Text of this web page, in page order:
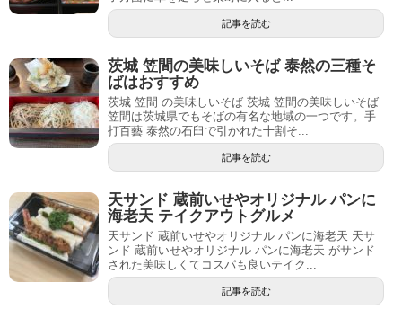
記事を読む
茨城 笠間の美味しいそば 泰然の三種そ
ばはおすすめ
茨城 笠間 の美味しいそば 茨城 笠間の美味しいそば
笠間は茨城県でもそばの有名な地域の一つです。手
打百藝 泰然の石臼で引かれた十割そ...
記事を読む
天サンド 蔵前いせやオリジナル パンに
海老天 テイクアウトグルメ
天サンド 蔵前いせやオリジナル パンに海老天 天サ
ンド 蔵前いせやオリジナル パンに海老天 がサンド
された美味しくてコスパも良いテイク...
記事を読む